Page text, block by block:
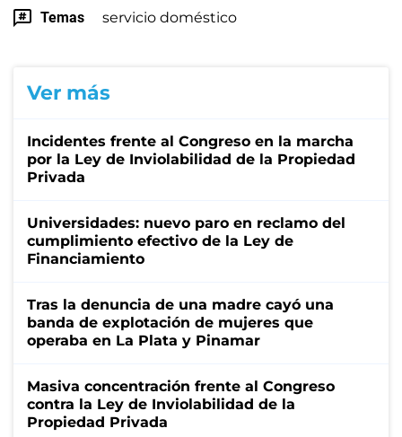
Temas servicio doméstico
Ver más
Incidentes frente al Congreso en la marcha
por la Ley de Inviolabilidad de la Propiedad
Privada
Universidades: nuevo paro en reclamo del
cumplimiento efectivo de la Ley de
Financiamiento
Tras la denuncia de una madre cayó una
banda de explotación de mujeres que
operaba en La Plata y Pinamar
Masiva concentración frente al Congreso
contra la Ley de Inviolabilidad de la
Propiedad Privada